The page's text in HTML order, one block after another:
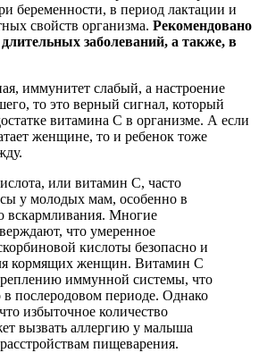
беременности, в период лактации и
свойств организма. Рекомендовано
заболеваний, а также, в
иммунитет слабый, а настроение
то это верный сигнал, который
витамина С в организме. А если
женщине, то и ребенок тоже
или витамин C, часто
у молодых мам, особенно в
вскармливания. Многие
что умеренное
кислоты безопасно и
кормящих женщин. Витамин C
иммунной системы, что
послеродовом периоде. Однако
избыточное количество
вызвать аллергию у малыша
пищеварения.